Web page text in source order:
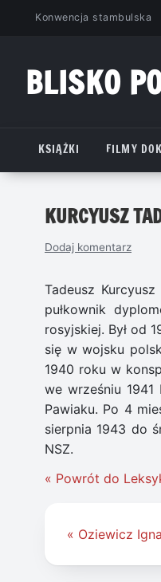
PrzejdźKonwencja stambulska
BLISKO
KSIĄŻKI
FILMY
KURCYUSZ
Dodaj komentarz
Tadeusz
pułkownik
rosyjskiej. Był od
się w wojsku
1940 roku w
we wrześniu 1941
Pawiaku. Po 4
sierpnia 1943 do
NSZ.
« Powrót do
Nawigacja
« Oziewicz